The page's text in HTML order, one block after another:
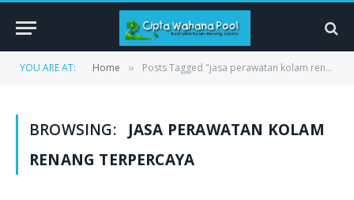
YOU ARE AT: Home » Posts Tagged "jasa perawatan kolam renang terpercaya"
BROWSING:
JASA PERAWATAN KOLAM
RENANG TERPERCAYA